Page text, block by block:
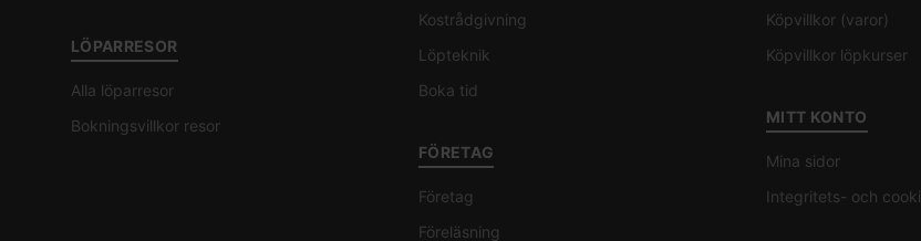
LÖPARRESOR
Alla löparresor
Bokningsvillkor resor
Kostrådgivning
Löpteknik
Boka tid
FÖRETAG
Företag
Föreläsning
Köpvillkor (varor)
Köpvillkor löpkurser
MITT KONTO
Mina sidor
Integritets- och